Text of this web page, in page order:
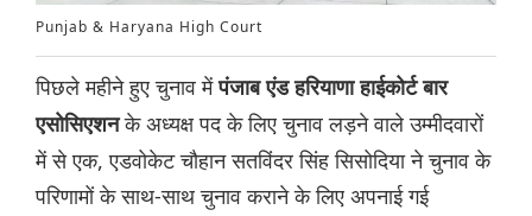
Punjab & Haryana High Court
पिछले महीने हुए चुनाव मेंपंजाब एंड हरियाणा हाईकोर्ट बार
एसोसिएशनके अध्यक्ष पद के लिए चुनाव लड़ने वाले उम्मीदवारों
में से एक, एडवोकेट चौहान सतविंदर सिंह सिसोदिया ने चुनाव के
परिणामों के साथ-साथ चुनाव कराने के लिए अपनाई गई